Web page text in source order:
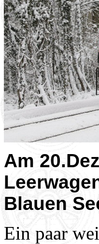
Am
Blauen
Ein paar